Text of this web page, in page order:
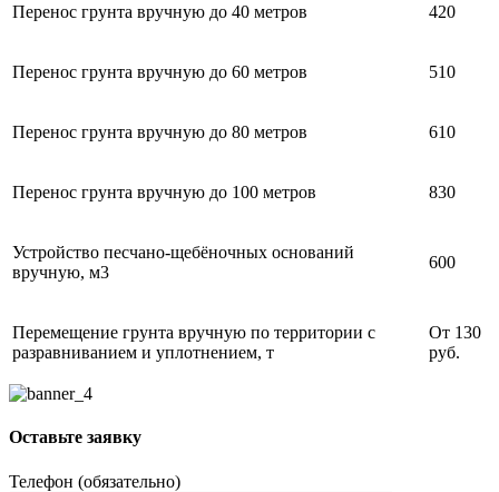
Перенос грунта вручную до 40 метров 420
Перенос грунта вручную до 60 метров 510
Перенос грунта вручную до 80 метров 610
Перенос грунта вручную до 100 метров 830
Устройство песчано-щебёночных оснований
вручную, м3
600
Перемещение грунта вручную по территории с
разравниванием и уплотнением, т
От 130
руб.
Оставьте заявку
Телефон (обязательно)